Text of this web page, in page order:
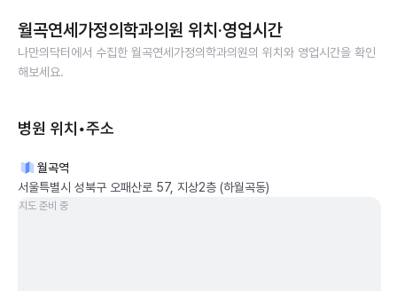
월곡연세가정의학과의원 위치·영업시간
나만의닥터에서 수집한 월곡연세가정의학과의원의 위치와 영업시간을 확인
해보세요.
병원 위치•주소
월곡역
서울특별시 성북구 오패산로 57, 지상2층 (하월곡동)
지도 준비 중